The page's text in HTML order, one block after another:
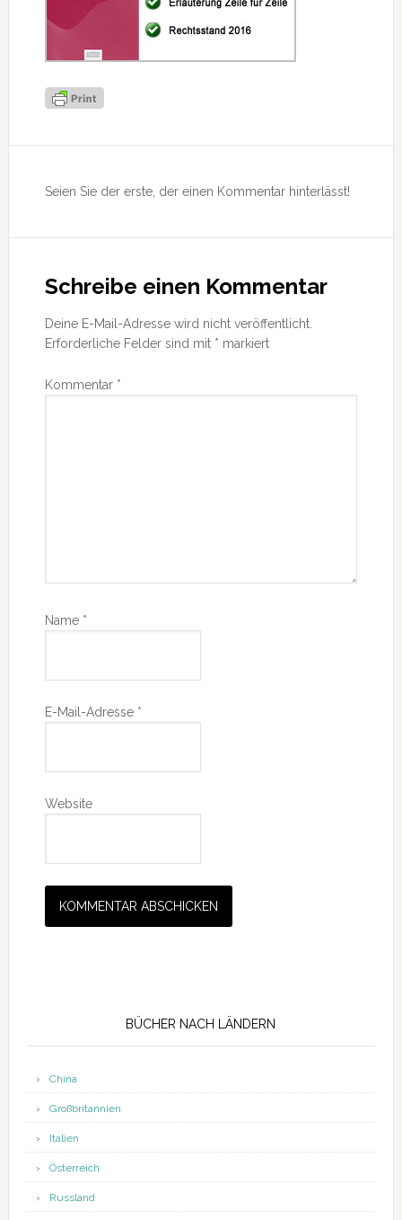
Interaktionen
Seien Sie der erste, der einen Kommentar hinterlässt!
Schreibe einen Kommentar
Deine E-Mail-Adresse wird nicht veröffentlicht.
Erforderliche Felder sind mit * markiert
Kommentar *
Name *
E-Mail-Adresse *
Website
BÜCHER NACH LÄNDERN
China
Großbritannien
Italien
Österreich
Russland